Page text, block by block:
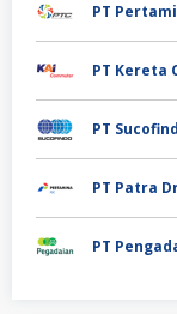
PT
PT Kereta
PT
PT Patra
PT